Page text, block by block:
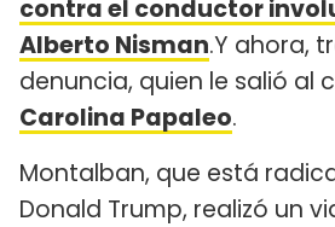
contra el conductor
Alberto Nisman.Y ahora,
denuncia, quien le salió al
Carolina Papaleo.
Montalban, que está
Donald Trump, realizó un